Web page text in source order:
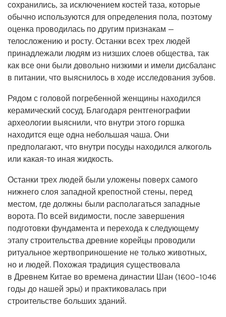
сохранились, за исключением костей таза, которые
обычно используются для определения пола, поэтому
оценка проводилась по другим признакам —
телосложению и росту. Останки всех трех людей
принадлежали людям из низших слоев общества, так
как все они были довольно низкими и имели дисбаланс
в питании, что выяснилось в ходе исследования зубов.
Рядом с головой погребенной женщины находился
керамический сосуд. Благодаря рентгенографии
археологии выяснили, что внутри этого горшка
находится еще одна небольшая чаша. Они
предполагают, что внутри посуды находился алкоголь
или какая-то иная жидкость.
Останки трех людей были уложены поверх самого
нижнего слоя западной крепостной стены, перед
местом, где должны были располагаться западные
ворота. По всей видимости, после завершения
подготовки фундамента и перехода к следующему
этапу строительства древние корейцы проводили
ритуальное жертвоприношение не только животных,
но и людей. Похожая традиция существовала
в Древнем Китае во времена династии Шан (1600–1046
годы до нашей эры) и практиковалась при
строительстве больших зданий.